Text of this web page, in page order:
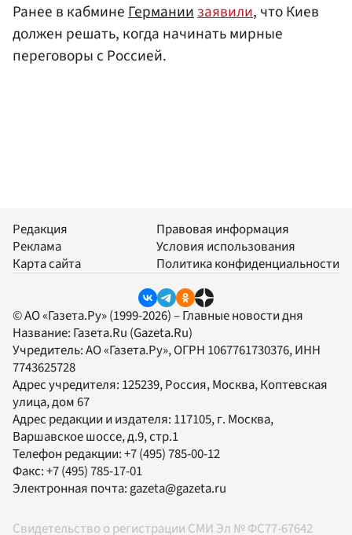
Ранее в кабминеГерманиизаявили, что Киев
должен решать, когда начинать мирные
переговоры с Россией.
Редакция
Реклама
Карта сайта
Правовая информация
Условия использования
Политика конфиденциальности
© АО «Газета.Ру» (1999-2026) – Главные новости дня
Название: Газета.Ru (Gazeta.Ru)
Учредитель:АО «Газета.Ру», ОГРН 1067761730376, ИНН
7743625728
Адрес учредителя: 125239, Россия, Москва, Коптевская
улица, дом 67
Адрес редакции и издателя: 117105, г. Москва,
Варшавское шоссе, д.9, стр.1
Телефон редакции:+7 (495) 785-00-12
Факс:+7 (495) 785-17-01
Электронная почта: gazeta@gazeta.ru
Свидетельство о регистрации СМИ Эл № ФС77-67642